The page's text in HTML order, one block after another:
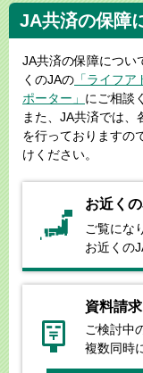
JA共済の保障
JA共済の保障につい
くのJAの 「ライフア
ポーター」 にご相談
また、JA共済では、
を行っておりますの
けください。
お近く
ご覧にな
お近くの
資料請求
ご検討中
複数同時